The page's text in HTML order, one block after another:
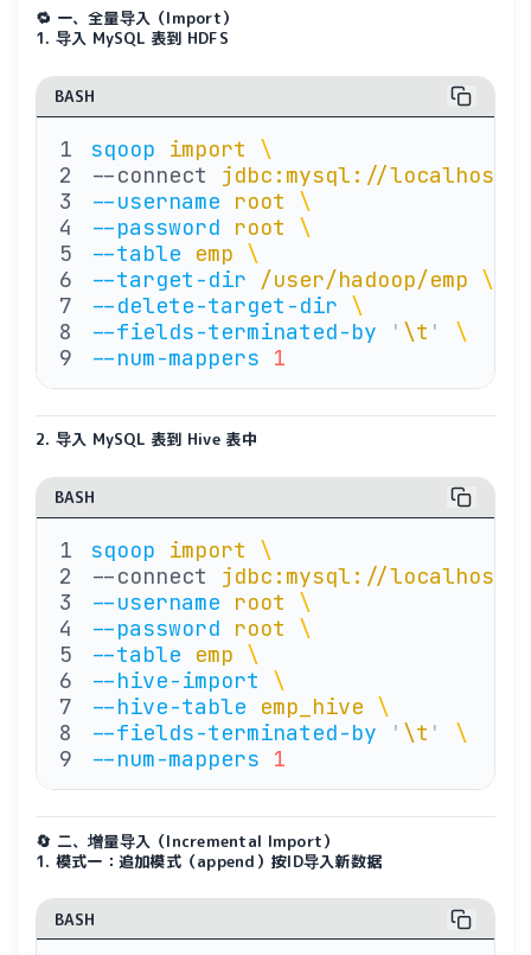
🔁 一、全量导入（Import）
1. 导入 MySQL 表到 HDFS
BASH
sqoop import \
--connect jdbc:mysql://
--username root \
--password root \
--table emp \
--target-dir /user/hadoop/emp \
--delete-target-dir \
--fields-terminated-by ' \t ' \
--num-mappers 1
2. 导入 MySQL 表到 Hive 表中
BASH
sqoop import \
--connect jdbc:mysql://
--username root \
--password root \
--table emp \
--hive-import \
--hive-table emp_hive \
--fields-terminated-by ' \t ' \
--num-mappers 1
🔄 二、增量导入（Incremental Import）
1. 模式一：追加模式（append）按ID导入新数据
BASH